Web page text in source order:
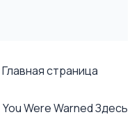
Главная страница
Were WarnedЗдесь